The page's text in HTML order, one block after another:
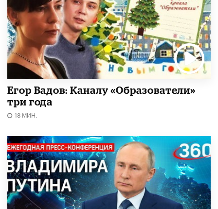
Егор Вадов: Каналу «Образователи»
три года
18 МИН.